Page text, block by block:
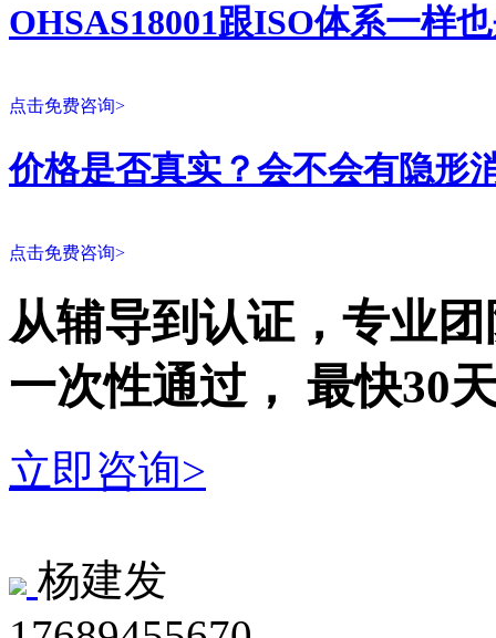
OHSAS18001跟ISO体系一样
点击免费咨询>
价格是否真实？会不会有隐形
点击免费咨询>
从辅导到认证，专业
一次性通过， 最快30
立即咨询>
杨建发